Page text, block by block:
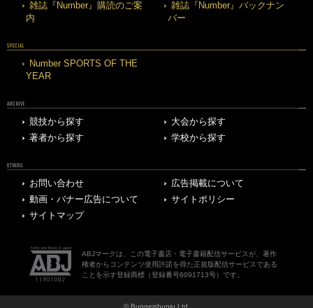
雑誌『Number』購読のご案
内
雑誌『Number』バックナン
バー
SPECIAL
Number SPORTS OF THE
YEAR
ARCHIVE
競技から探す
大会から探す
著者から探す
学校から探す
OTHERS
お問い合わせ
広告掲載について
動画・バナー広告について
サイトポリシー
サイトマップ
ABJマークは、この電子書店・電子書籍配信サービスが、著作
権者からコンテンツ使用許諾を得た正規版配信サービスである
ことを示す登録商標（登録番号6091713号）です。
© Bungeishunju Ltd.